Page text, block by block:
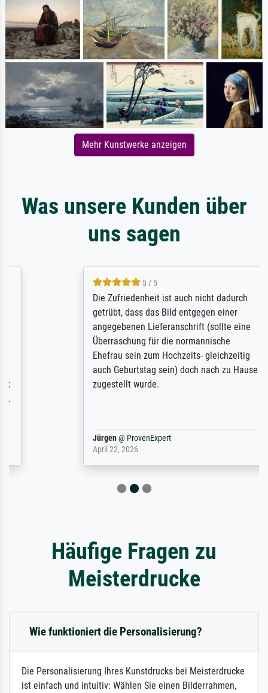
Mehr Kunstwerke anzeigen
Was unsere Kunden über
uns sagen
5 / 5
Die Zufriedenheit ist auch nicht dadurch
getrübt, dass das Bild entgegen einer
angegebenen Lieferanschrift (sollte eine
Überraschung für die normannische
Ehefrau sein zum Hochzeits- gleichzeitig
auch Geburtstag sein) doch nach zu Hause
zugestellt wurde.
ProvenExpert
April 22, 2026
Häufige Fragen zu
Meisterdrucke
Wie funktioniert die Personalisierung?
Die Personalisierung Ihres Kunstdrucks bei Meisterdrucke
ist einfach und intuitiv: Wählen Sie einen Bilderrahmen,